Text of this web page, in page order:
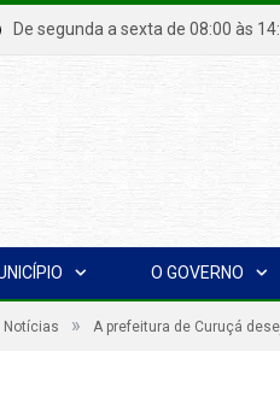
De segunda a sexta de 08:00
O GOVERNO
Notícias » A prefeitura de Curuçá